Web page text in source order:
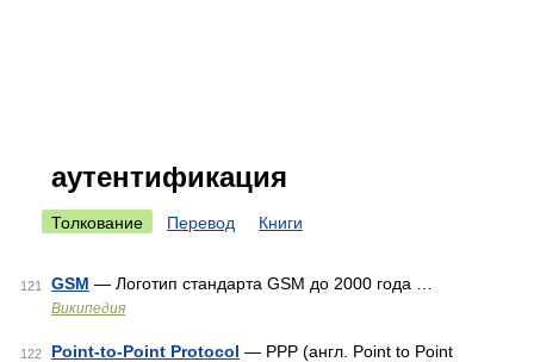
аутентификация
Толкование Перевод Книги
121 GSM — Логотип стандарта GSM до 2000 года …
Википедия
122 Point-to-Point Protocol — PPP (англ. Point to Point